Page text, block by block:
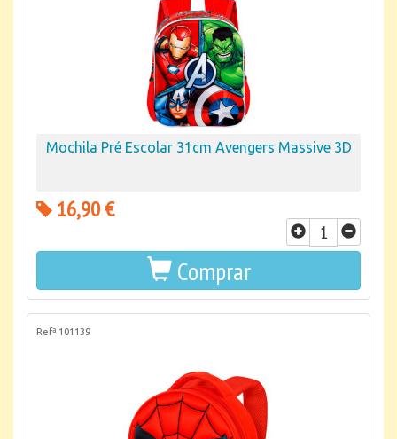
Mochila Pré Escolar 31cm Avengers Massive 3D
16,90 €
Comprar
Refª 101139